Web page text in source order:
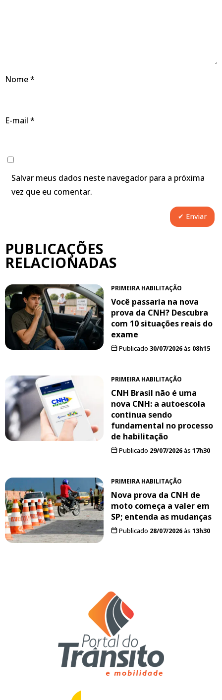
Nome*
E-mail *
Salvar meus dados neste navegador para a próxima
vez que eu comentar.
PUBLICAÇÕES
RELACIONADAS
PRIMEIRA HABILITAÇÃO
Você passaria na nova
prova da CNH? Descubra
com 10 situações reais do
exame
Publicado 30/07/2026às 08h15
PRIMEIRA HABILITAÇÃO
CNH Brasil não é uma
nova CNH: a autoescola
continua sendo
fundamental no processo
de habilitação
Publicado 29/07/2026às 17h30
PRIMEIRA HABILITAÇÃO
Nova prova da CNH de
moto começa a valer em
SP; entenda as mudanças
Publicado 28/07/2026às 13h30